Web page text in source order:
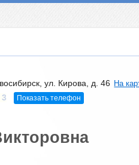
ул. Кирова, д. 46 На
Показать телефон